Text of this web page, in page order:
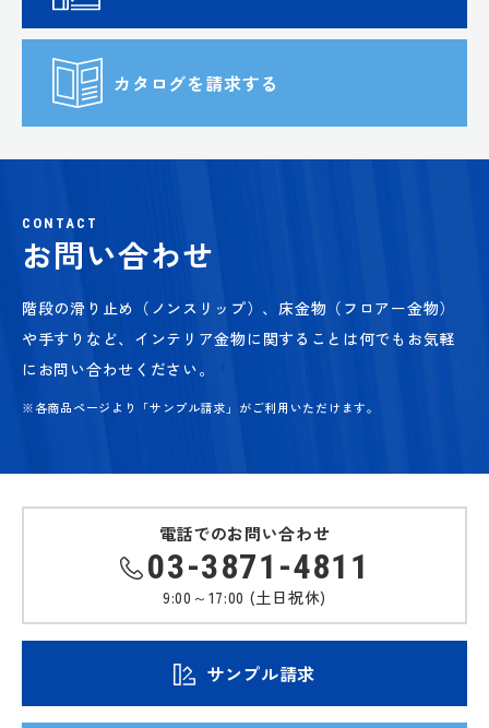
カタログを請求する
CONTACT
お問い合わせ
階段の滑り止め（ノンスリップ）、床金物（フロアー金物）
や手すりなど、 インテリア金物に関することは何でもお気軽
にお問い合わせください。
※各商品ページより「サンプル請求」がご利用いただけます。
電話でのお問い合わせ
03-3871-4811
9:00～17:00 (土日祝休)
サンプル請求